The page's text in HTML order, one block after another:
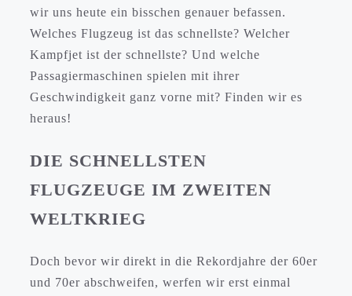
wir uns heute ein bisschen genauer befassen.
Welches Flugzeug ist das schnellste? Welcher
Kampfjet ist der schnellste? Und welche
Passagiermaschinen spielen mit ihrer
Geschwindigkeit ganz vorne mit? Finden wir es
heraus!
DIE SCHNELLSTEN
FLUGZEUGE IM ZWEITEN
WELTKRIEG
Doch bevor wir direkt in die Rekordjahre der 60er
und 70er abschweifen, werfen wir erst einmal